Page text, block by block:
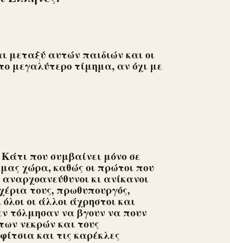
μεταξύ αυτών παιδιών και οι
μεγαλύτερο τίμημα, αν όχι με
που συμβαίνει μόνο σε
χώρα, καθώς οι πρώτοι που
κι ανίκανοι
τους, πρωθυπουργός,
οι άλλοι άχρηστοι και
τόλμησαν να βγουν να πουν
νεκρών και τους
και τις καρέκλες